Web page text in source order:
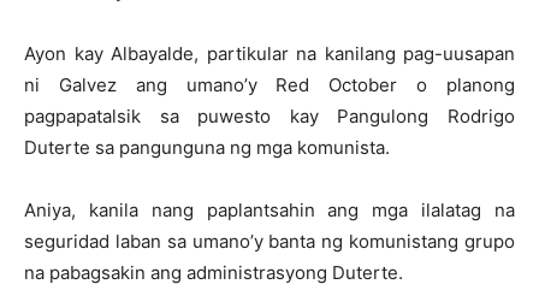
Ayon kay Albayalde, partikular na kanilang pag-uusapan
ni Galvez ang umano’y Red October o planong
pagpapatalsik sa puwesto kay Pangulong Rodrigo
Duterte sa pangunguna ng mga komunista.
Aniya, kanila nang paplantsahin ang mga ilalatag na
seguridad laban sa umano’y banta ng komunistang grupo
na pabagsakin ang administrasyong Duterte.